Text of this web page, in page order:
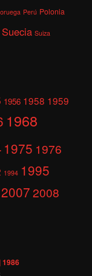
Perú Polonia
Suecia Suiza
1956 1958 1959
1968
1975 1976
1994 1995
20072008
1986